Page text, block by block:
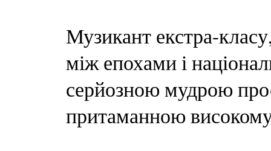
Музикант екстра-
між епохами і
серйозною мудрою
притаманною